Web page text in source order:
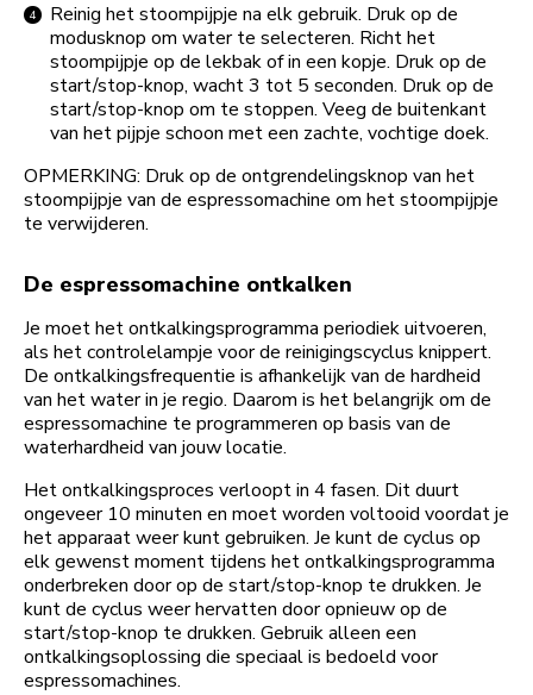
Reinig het stoompijpje na elk gebruik. Druk op de
modusknop om water te selecteren. Richt het
stoompijpje op de lekbak of in een kopje. Druk op de
start/stop-knop, wacht 3 tot 5 seconden. Druk op de
start/stop-knop om te stoppen. Veeg de buitenkant
van het pijpje schoon met een zachte, vochtige doek.
OPMERKING: Druk op de ontgrendelingsknop van het
stoompijpje van de espressomachine om het stoompijpje
te verwijderen.
De espressomachine ontkalken
Je moet het ontkalkingsprogramma periodiek uitvoeren,
als het controlelampje voor de reinigingscyclus knippert.
De ontkalkingsfrequentie is afhankelijk van de hardheid
van het water in je regio. Daarom is het belangrijk om de
espressomachine te programmeren op basis van de
waterhardheid van jouw locatie.
Het ontkalkingsproces verloopt in 4 fasen. Dit duurt
ongeveer 10 minuten en moet worden voltooid voordat je
het apparaat weer kunt gebruiken. Je kunt de cyclus op
elk gewenst moment tijdens het ontkalkingsprogramma
onderbreken door op de start/stop-knop te drukken. Je
kunt de cyclus weer hervatten door opnieuw op de
start/stop-knop te drukken. Gebruik alleen een
ontkalkingsoplossing die speciaal is bedoeld voor
espressomachines.